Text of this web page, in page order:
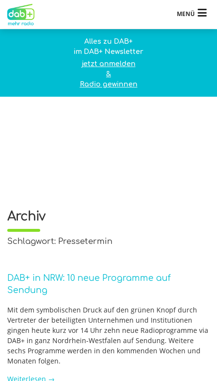
MENÜ
Alles zu DAB+
im DAB+ Newsletter
jetzt anmelden
&
Radio gewinnen
Archiv
Schlagwort: Pressetermin
DAB+ in NRW: 10 neue Programme auf
Sendung
Mit dem symbolischen Druck auf den grünen Knopf durch
Vertreter der beteiligten Unternehmen und Institutionen
gingen heute kurz vor 14 Uhr zehn neue Radioprogramme via
DAB+ in ganz Nordrhein-Westfalen auf Sendung. Weitere
sechs Programme werden in den kommenden Wochen und
Monaten folgen.
Weiterlesen →